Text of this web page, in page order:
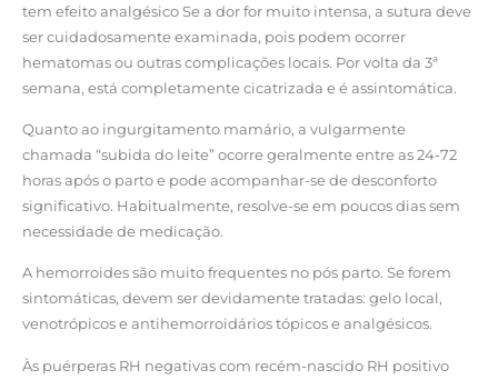
tem efeito analgésico Se a dor for muito intensa, a sutura deve
ser cuidadosamente examinada, pois podem ocorrer
hematomas ou outras complicações locais. Por volta da 3ª
semana, está completamente cicatrizada e é assintomática.
Quanto ao ingurgitamento mamário, a vulgarmente
chamada “subida do leite” ocorre geralmente entre as 24-72
horas após o parto e pode acompanhar-se de desconforto
significativo. Habitualmente, resolve-se em poucos dias sem
necessidade de medicação.
A hemorroides são muito frequentes no pós parto. Se forem
sintomáticas, devem ser devidamente tratadas: gelo local,
venotrópicos e antihemorroidários tópicos e analgésicos.
Às puérperas RH negativas com recém-nascido RH positivo